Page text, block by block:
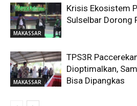
MAKASSAR
Krisis Ekosistem
Sulselbar Dorong
MAKASSAR
TPS3R
Dioptimalkan,
Bisa Dipangkas